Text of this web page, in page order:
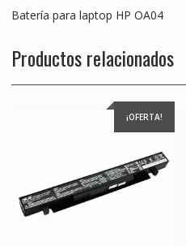
Batería para laptop HP OA04
Productos relacionados
¡OFERTA!